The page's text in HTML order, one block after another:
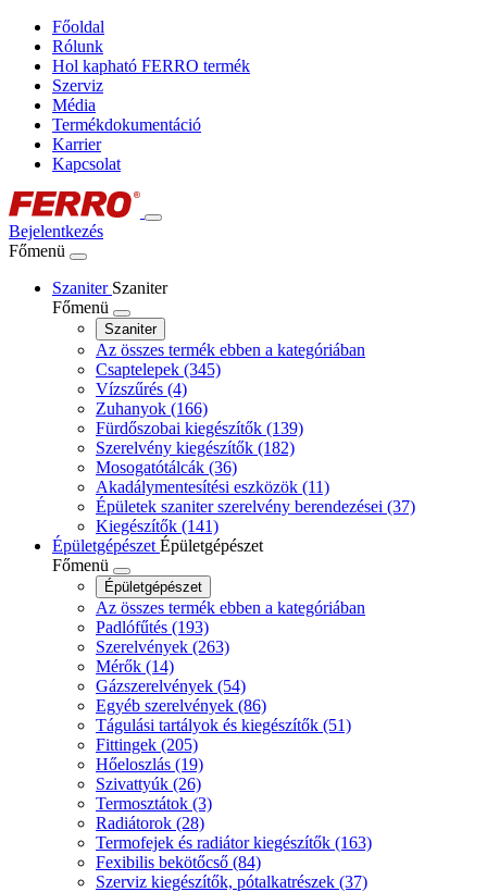
Főoldal
Rólunk
Hol kapható FERRO termék
Szerviz
Média
Termékdokumentáció
Karrier
Kapcsolat
Bejelentkezés
Főmenü
Szaniter Szaniter
Főmenü
Szaniter
Az összes termék ebben a kategóriában
Csaptelepek (345)
Vízszűrés (4)
Zuhanyok (166)
Fürdőszobai kiegészítők (139)
Szerelvény kiegészítők (182)
Mosogatótálcák (36)
Akadálymentesítési eszközök (11)
Épületek szaniter szerelvény berendezései (37)
Kiegészítők (141)
Épületgépészet Épületgépészet
Főmenü
Épületgépészet
Az összes termék ebben a kategóriában
Padlófűtés (193)
Szerelvények (263)
Mérők (14)
Gázszerelvények (54)
Egyéb szerelvények (86)
Tágulási tartályok és kiegészítők (51)
Fittingek (205)
Hőeloszlás (19)
Szivattyúk (26)
Termosztátok (3)
Radiátorok (28)
Termofejek és radiátor kiegészítők (163)
Fexibilis bekötőcső (84)
Szerviz kiegészítők, pótalkatrészek (37)